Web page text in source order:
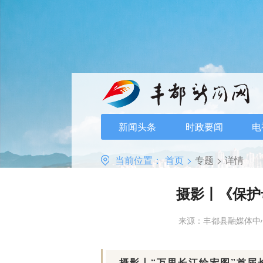
新闻头条 时政要闻
当前位置：首页 > 专题 > 详情
摄影丨《保
来源：丰都县融媒体中